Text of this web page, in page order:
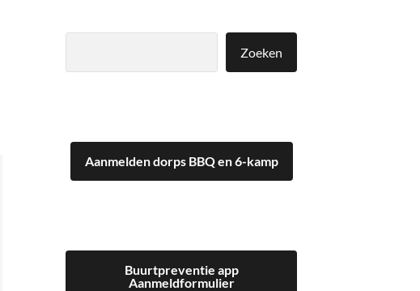
Zoeken
Aanmelden dorps BBQ en 6-kamp
Buurtpreventie app
Aanmeldformulier